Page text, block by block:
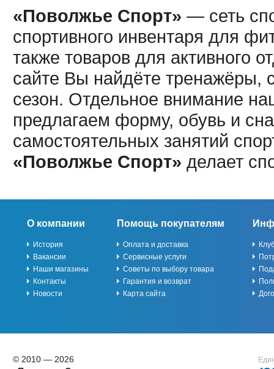
«Поволжье Спорт» — сеть
спортивного инвентаря для
также товаров для активного
сайте Вы найдёте тренажёры,
сезон. Отдельное внимание
предлагаем форму, обувь и
самостоятельных занятий
«Поволжье Спорт» делает
О компании
История
Вакансии
Наши магазины
Контакты
Новости
Помощь покупателям
Оплата и доставка
Сервисные услуги
Советы по выбору товара
Гарантия и возврат
Карта сайта
© 2010 — 2026